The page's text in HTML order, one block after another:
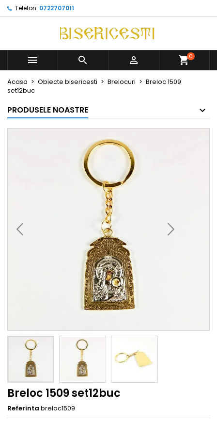
Telefon: 0722707011
   0
Acasa Obiecte bisericesti Brelocuri
Breloc 1509
set12buc
PRODUSELE NOASTRE
Breloc 1509 set12buc
Referinta breloc1509